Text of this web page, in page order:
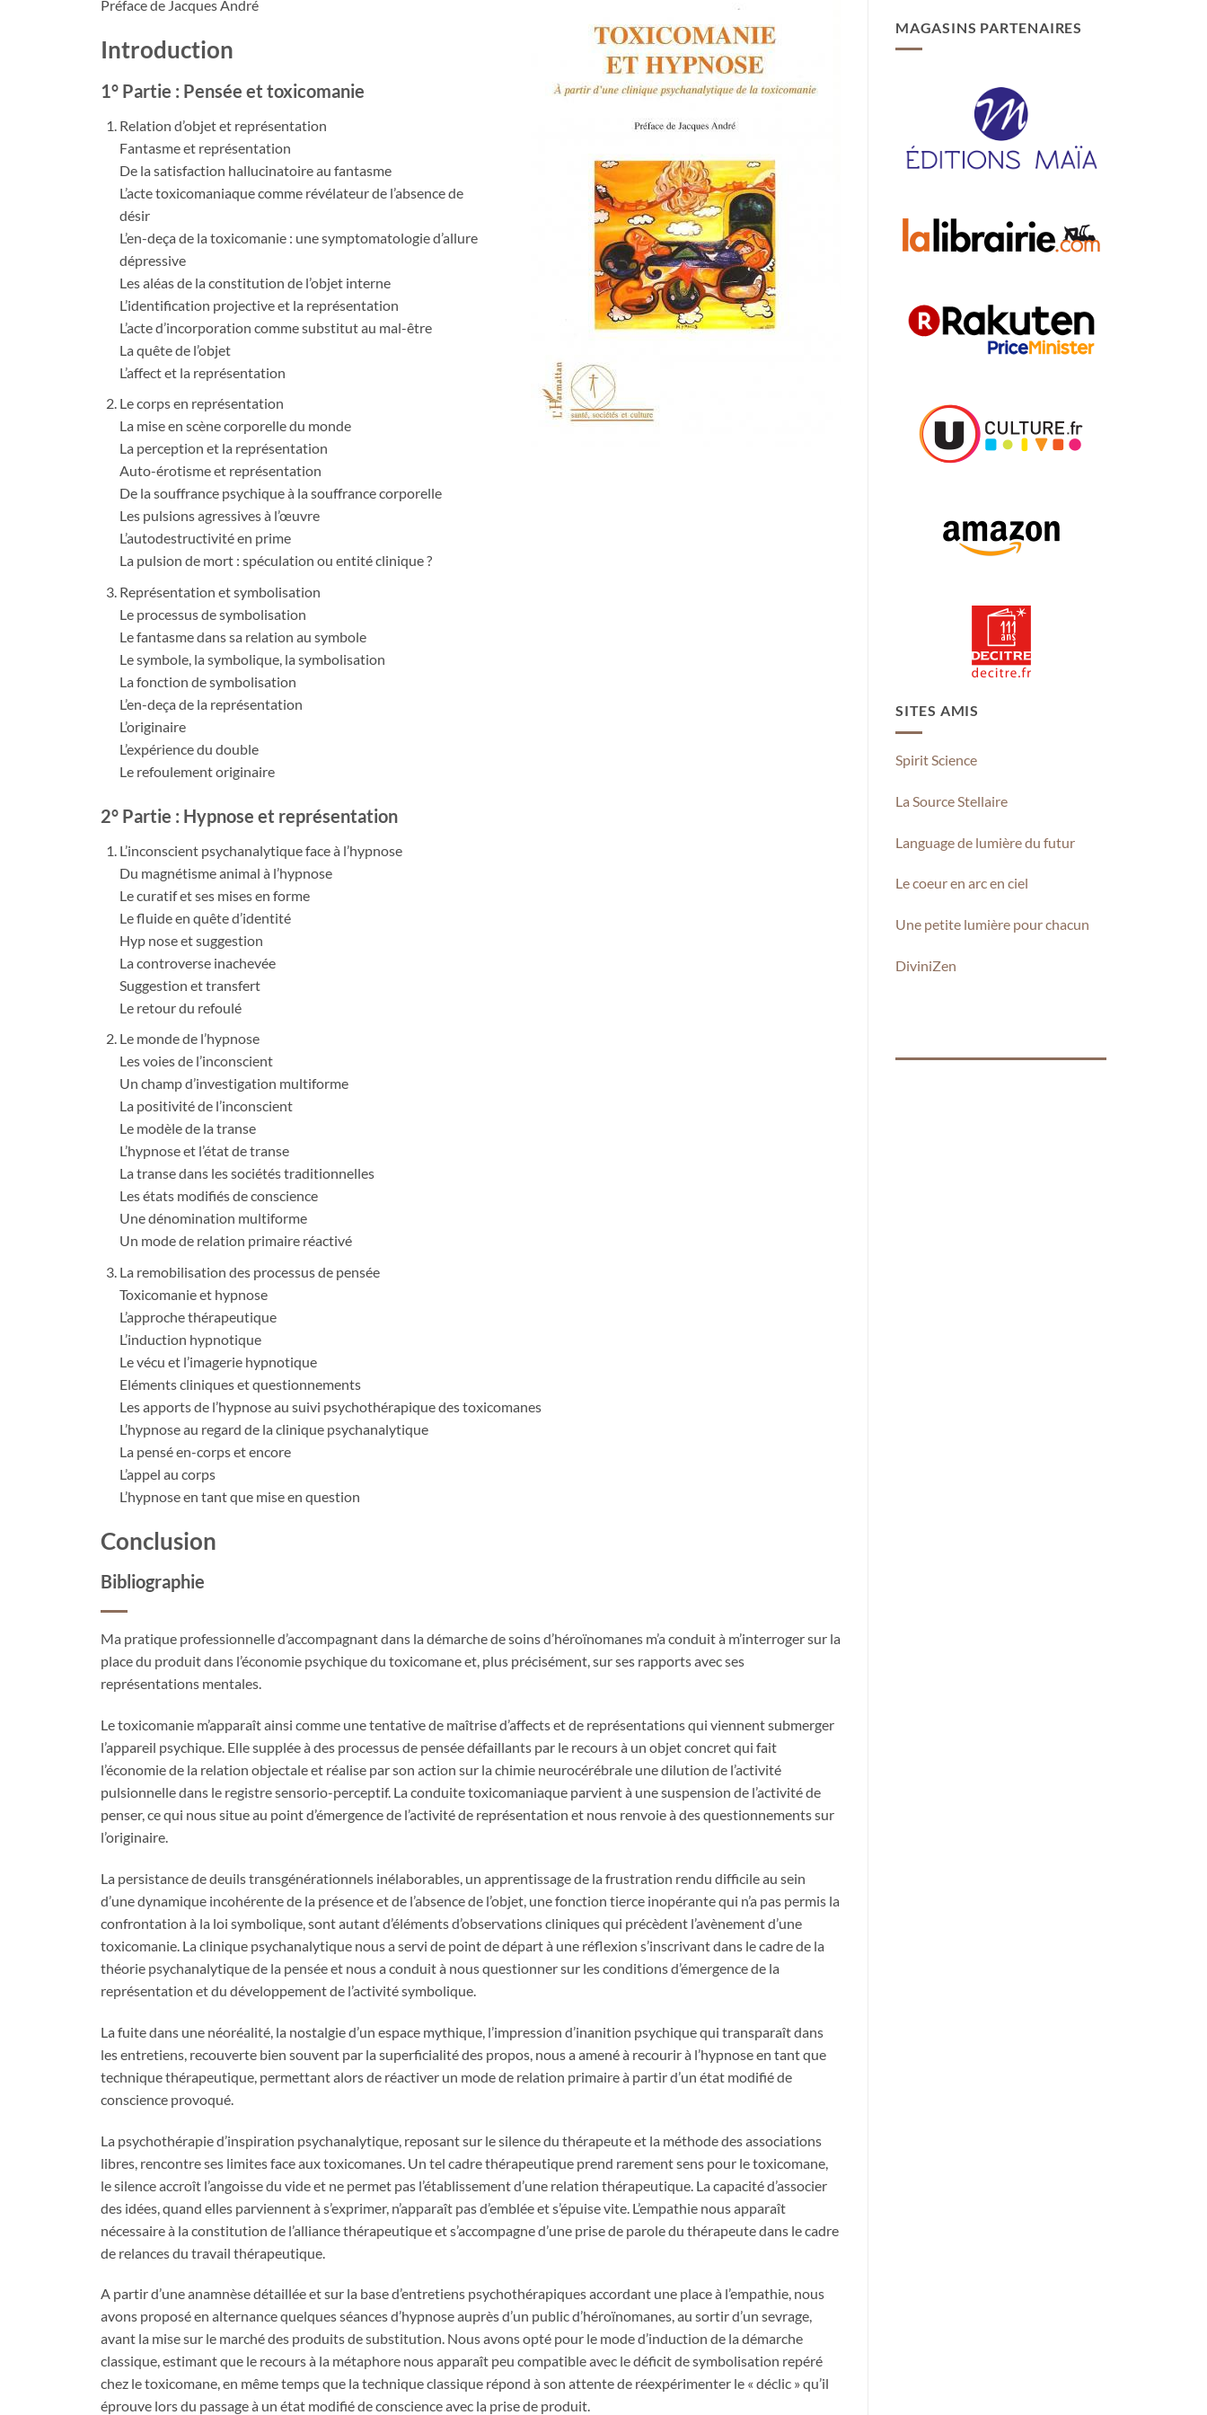
MAGASINS PARTENAIRES
SITES AMIS
Spirit Science
La Source Stellaire
Language de lumière du futur
Le coeur en arc en ciel
Une petite lumière pour chacun
DiviniZen
Préface de Jacques André
Introduction
1° Partie : Pensée et toxicomanie
Relation d’objet et représentation
Fantasme et représentation
De la satisfaction hallucinatoire au fantasme
L’acte toxicomaniaque comme révélateur de l’absence de
désir
L’en-deça de la toxicomanie : une symptomatologie d’allure
dépressive
Les aléas de la constitution de l’objet interne
L’identification projective et la représentation
L’acte d’incorporation comme substitut au mal-être
La quête de l’objet
L’affect et la représentation
Le corps en représentation
La mise en scène corporelle du monde
La perception et la représentation
Auto-érotisme et représentation
De la souffrance psychique à la souffrance corporelle
Les pulsions agressives à l’œuvre
L’autodestructivité en prime
La pulsion de mort : spéculation ou entité clinique ?
Représentation et symbolisation
Le processus de symbolisation
Le fantasme dans sa relation au symbole
Le symbole, la symbolique, la symbolisation
La fonction de symbolisation
L’en-deça de la représentation
L’originaire
L’expérience du double
Le refoulement originaire
2° Partie : Hypnose et représentation
L’inconscient psychanalytique face à l’hypnose
Du magnétisme animal à l’hypnose
Le curatif et ses mises en forme
Le fluide en quête d’identité
Hyp nose et suggestion
La controverse inachevée
Suggestion et transfert
Le retour du refoulé
Le monde de l’hypnose
Les voies de l’inconscient
Un champ d’investigation multiforme
La positivité de l’inconscient
Le modèle de la transe
L’hypnose et l’état de transe
La transe dans les sociétés traditionnelles
Les états modifiés de conscience
Une dénomination multiforme
Un mode de relation primaire réactivé
La remobilisation des processus de pensée
Toxicomanie et hypnose
L’approche thérapeutique
L’induction hypnotique
Le vécu et l’imagerie hypnotique
Eléments cliniques et questionnements
Les apports de l’hypnose au suivi psychothérapique des toxicomanes
L’hypnose au regard de la clinique psychanalytique
La pensé en-corps et encore
L’appel au corps
L’hypnose en tant que mise en question
Conclusion
Bibliographie
Ma pratique professionnelle d’accompagnant dans la démarche de soins d’héroïnomanes m’a conduit à m’interroger sur la
place du produit dans l’économie psychique du toxicomane et, plus précisément, sur ses rapports avec ses
représentations mentales.
Le toxicomanie m’apparaît ainsi comme une tentative de maîtrise d’affects et de représentations qui viennent submerger
l’appareil psychique. Elle supplée à des processus de pensée défaillants par le recours à un objet concret qui fait
l’économie de la relation objectale et réalise par son action sur la chimie neurocérébrale une dilution de l’activité
pulsionnelle dans le registre sensorio-perceptif. La conduite toxicomaniaque parvient à une suspension de l’activité de
penser, ce qui nous situe au point d’émergence de l’activité de représentation et nous renvoie à des questionnements sur
l’originaire.
La persistance de deuils transgénérationnels inélaborables, un apprentissage de la frustration rendu difficile au sein
d’une dynamique incohérente de la présence et de l’absence de l’objet, une fonction tierce inopérante qui n’a pas permis la
confrontation à la loi symbolique, sont autant d’éléments d’observations cliniques qui précèdent l’avènement d’une
toxicomanie. La clinique psychanalytique nous a servi de point de départ à une réflexion s’inscrivant dans le cadre de la
théorie psychanalytique de la pensée et nous a conduit à nous questionner sur les conditions d’émergence de la
représentation et du développement de l’activité symbolique.
La fuite dans une néoréalité, la nostalgie d’un espace mythique, l’impression d’inanition psychique qui transparaît dans
les entretiens, recouverte bien souvent par la superficialité des propos, nous a amené à recourir à l’hypnose en tant que
technique thérapeutique, permettant alors de réactiver un mode de relation primaire à partir d’un état modifié de
conscience provoqué.
La psychothérapie d’inspiration psychanalytique, reposant sur le silence du thérapeute et la méthode des associations
libres, rencontre ses limites face aux toxicomanes. Un tel cadre thérapeutique prend rarement sens pour le toxicomane,
le silence accroît l’angoisse du vide et ne permet pas l’établissement d’une relation thérapeutique. La capacité d’associer
des idées, quand elles parviennent à s’exprimer, n’apparaît pas d’emblée et s’épuise vite. L’empathie nous apparaît
nécessaire à la constitution de l’alliance thérapeutique et s’accompagne d’une prise de parole du thérapeute dans le cadre
de relances du travail thérapeutique.
A partir d’une anamnèse détaillée et sur la base d’entretiens psychothérapiques accordant une place à l’empathie, nous
avons proposé en alternance quelques séances d’hypnose auprès d’un public d’héroïnomanes, au sortir d’un sevrage,
avant la mise sur le marché des produits de substitution. Nous avons opté pour le mode d’induction de la démarche
classique, estimant que le recours à la métaphore nous apparaît peu compatible avec le déficit de symbolisation repéré
chez le toxicomane, en même temps que la technique classique répond à son attente de réexpérimenter le « déclic » qu’il
éprouve lors du passage à un état modifié de conscience avec la prise de produit.